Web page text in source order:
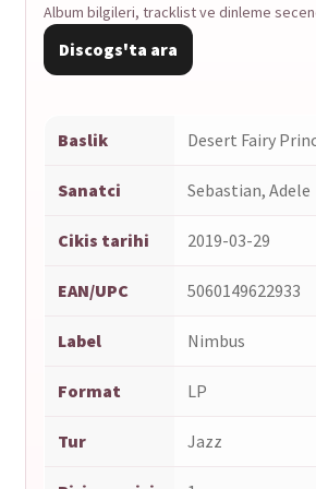
Album bilgileri, tracklist ve dinleme
Discogs'ta ara
Baslik Desert Fairy
Sanatci Sebastian, Adele
Cikis tarihi 2019-03-29
EAN/UPC 5060149622933
Label Nimbus
Format LP
Tur Jazz